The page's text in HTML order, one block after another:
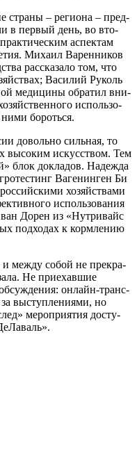
стра­ны – реги­о­на – пред­
в пер­вый день, во вто­
аспек­там
Миха­ил Варен­ни­ков
рас­ска­за­ло том, что
Васи­лий Руколь
меди­ци­ны обра­тил вни­
исполь­зо­
бороться.
доволь­но силь­ная, то
высо­ким искус­ством. Тем
блок докла­дов. Надеж­да
Ваге­нин­ген Би
хозяй­ства­ми
исполь­зо­ва­ния
Дорен из «Нут­ри­вайс
под­хо­дах к корм­ле­нию
меж­ду собой не пре­кра­
Не при­е­хав­шие
онлайн-транс­
за выступ­ле­ни­я­ми, но
меро­при­я­тия досту­